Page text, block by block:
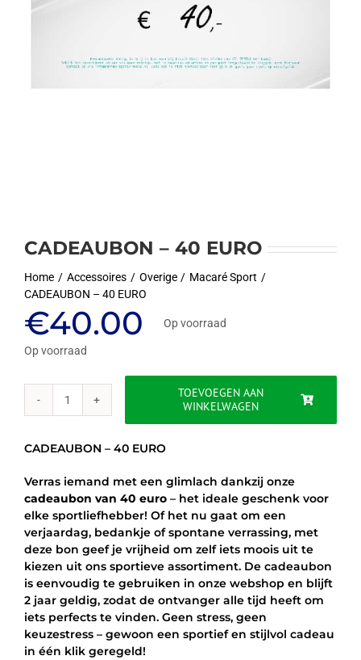
CADEAUBON – 40 EURO
Home Accessoires Overige
Macaré Sport
CADEAUBON – 40 EURO
€40.00 Op voorraad
Op voorraad
CADEAUBON
EURO
TOEVOEGEN AAN
WINKELWAGEN
CADEAUBON – 40 EURO
Verras iemand met een glimlach dankzij onze
cadeaubon van 40 euro– het ideale geschenk voor
elke sportliefhebber! Of het nu gaat om een
verjaardag, bedankje of spontane verrassing, met
deze bon geef je vrijheid om zelf iets moois uit te
kiezen uit ons sportieve assortiment. De cadeaubon
is eenvoudig te gebruiken in onze webshop en blijft
2 jaar geldig, zodat de ontvanger alle tijd heeft om
iets perfects te vinden. Geen stress, geen
keuzestress – gewoon een sportief en stijlvol cadeau
in één klik geregeld!